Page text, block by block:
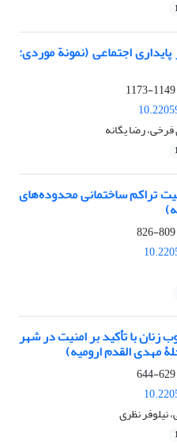
اجتماعی (نمونة موردی:
1149-1173
رضا یگانه
تراکم ساختمانی محدوده‌های
809-826
با تأکید بر امنیت در شهر
مهدی القدم ارومیه)
629-644
نیلوفر نظری